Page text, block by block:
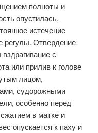
полноты и
опустилась,
истечение
регулы. Отвердение
с
или прилив к голове
лицом,
судорожными
особенно перед
в матке и
опускается к паху и